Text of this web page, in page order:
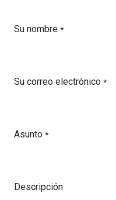
Su nombre *
Su correo electrónico *
Asunto *
Descripción